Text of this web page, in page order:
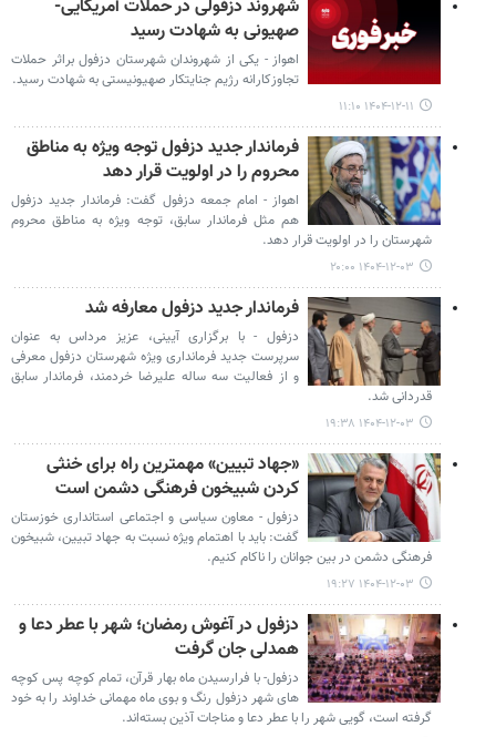
شهروند دزفولی در حملات آمریکایی-
صهیونی به شهادت رسید
اهواز - یکی از شهروندان شهرستان دزفول براثر حملات
تجاوزکارانه رژیم جنایتکار صهیونیستی به شهادت رسید.
۱۴۰۴-۱۲-۱۱ ۱۱:۱۰
فرماندار جدید دزفول توجه ویژه به مناطق
محروم را در اولویت قرار دهد
اهواز - امام جمعه دزفول گفت: فرماندار جدید دزفول
هم مثل فرماندار سابق، توجه ویژه به مناطق محروم
شهرستان را در اولویت قرار دهد.
۱۴۰۴-۱۲-۰۳ ۲۰:۰۰
فرماندار جدید دزفول معارفه شد
دزفول - با برگزاری آیینی، عزیز مرداس به عنوان
سرپرست جدید فرمانداری ویژه شهرستان دزفول معرفی
و از فعالیت سه ساله علیرضا خردمند، فرماندار سابق
قدردانی شد.
۱۴۰۴-۱۲-۰۳ ۱۹:۳۸
«جهاد تبیین» مهمترین راه برای خنثی
کردن شبیخون فرهنگی دشمن است
دزفول - معاون سیاسی و اجتماعی استانداری خوزستان
گفت: باید با اهتمام ویژه نسبت به جهاد تبیین، شبیخون
فرهنگی دشمن در بین جوانان را ناکام کنیم‌.
۱۴۰۴-۱۲-۰۳ ۱۹:۲۷
دزفول در آغوش رمضان؛ شهر با عطر دعا و
همدلی جان گرفت
دزفول- با فرارسیدن ماه بهار قرآن، تمام کوچه پس کوچه
های شهر دزفول رنگ و بوی ماه مهمانی خداوند را به خود
گرفته است، گویی شهر را با عطر دعا و مناجات آذین بسته‌اند.